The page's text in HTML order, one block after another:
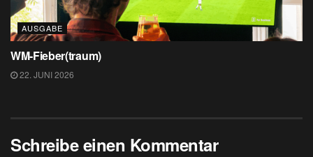
AUSGABE
WM-Fieber(traum)
22. JUNI 2026
Schreibe einen Kommentar